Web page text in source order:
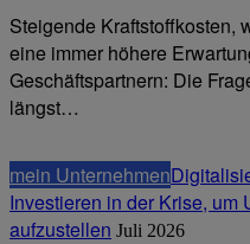
Steigende Kraftstoffkosten,
eine immer höhere
Geschäftspartnern: Die
längst…
mein Unternehmen
Investieren in der Krise, um
aufzustellen Juli 2026